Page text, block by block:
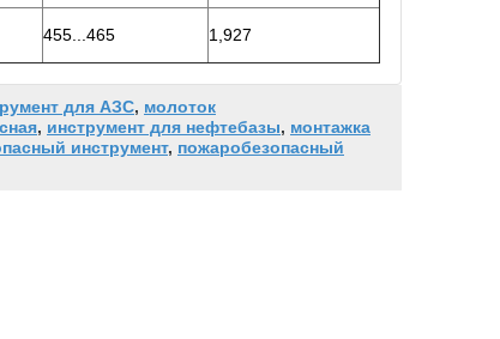
455...465 1,927
для АЗС, молоток
, инструмент для нефтебазы, монтажка
инструмент, пожаробезопасный